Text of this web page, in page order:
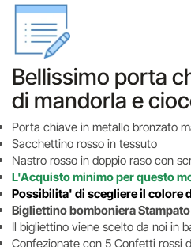
Bellissimo porta
di mandorla e
Porta chiave in metallo bronzato
Sacchettino rosso in tessuto
Nastro rosso in doppio raso con
L'Acquisto minimo per questo
Possibilita' di scegliere il colore
Bigliettino bomboniera
Il bigliettino viene scelto da noi in
Confezionate con 5 Confetti rossi